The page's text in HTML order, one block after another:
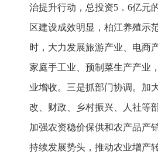
治提升行动，总投资5．6亿元
区建设成效明显，柏江养殖示
时，大力发展旅游产业、电商
家庭手工业、预制菜生产产业
业增收。三是抓部门协调。加
改、财政、乡村振兴、人社等
加强农资稳价保供和农产品产
持续发展势头，推动农业增产